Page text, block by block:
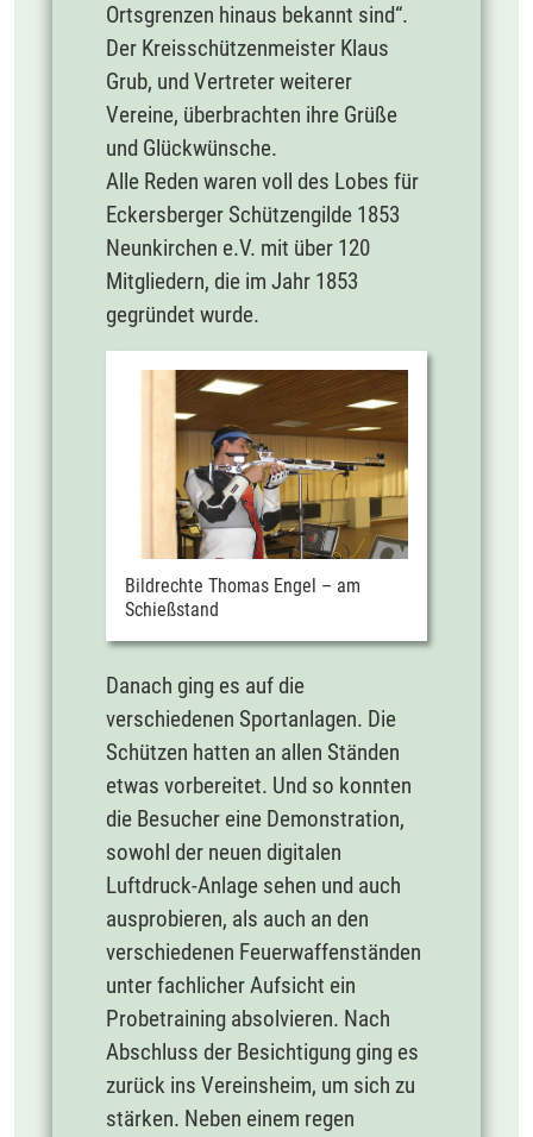
Ortsgrenzen hinaus bekannt sind“.
Der Kreisschützenmeister Klaus
Grub, und Vertreter weiterer
Vereine, überbrachten ihre Grüße
und Glückwünsche.
Alle Reden waren voll des Lobes für
Eckersberger Schützengilde 1853
Neunkirchen e.V. mit über 120
Mitgliedern, die im Jahr 1853
gegründet wurde.
Bildrechte Thomas Engel – am
Schießstand
Danach ging es auf die
verschiedenen Sportanlagen. Die
Schützen hatten an allen Ständen
etwas vorbereitet. Und so konnten
die Besucher eine Demonstration,
sowohl der neuen digitalen
Luftdruck-Anlage sehen und auch
ausprobieren, als auch an den
verschiedenen Feuerwaffenständen
unter fachlicher Aufsicht ein
Probetraining absolvieren. Nach
Abschluss der Besichtigung ging es
zurück ins Vereinsheim, um sich zu
stärken. Neben einem regen